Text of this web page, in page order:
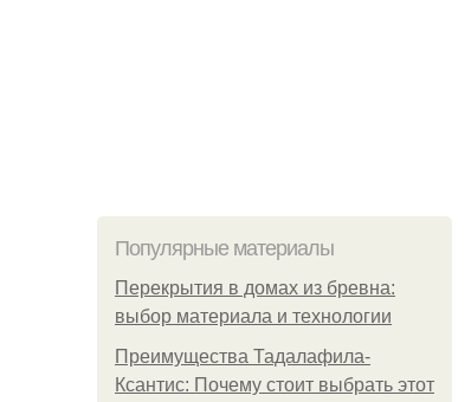
Популярные материалы
Перекрытия в домах из бревна:
выбор материала и технологии
Преимущества Тадалафила-
Ксантис: Почему стоит выбрать этот